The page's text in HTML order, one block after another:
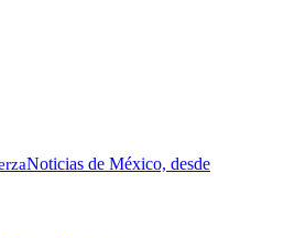
Noticias de México, desde